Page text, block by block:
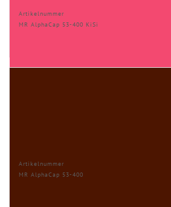
Artikelnummer
MR AlphaCap 53-400 KiSi
Artikelnummer
MR AlphaCap 53-400